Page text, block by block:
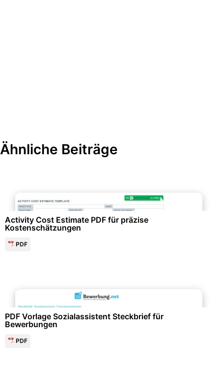
Ähnliche Beiträge
Activity Cost Estimate PDF für präzise
Kostenschätzungen
PDF
PDF Vorlage Sozialassistent Steckbrief für
Bewerbungen
PDF